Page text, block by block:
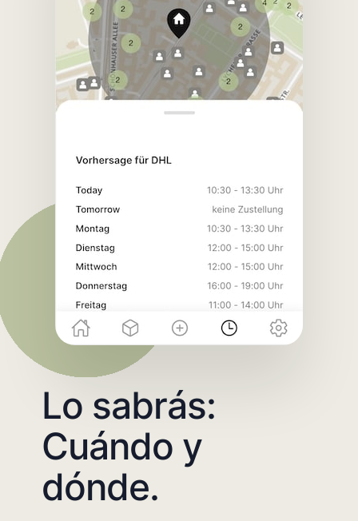
Lo sabrás:
Cuándo y
dónde.